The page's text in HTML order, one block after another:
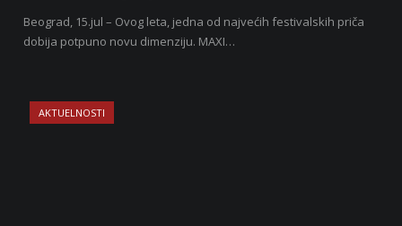
Beograd, 15.jul – Ovog leta, jedna od najvećih festivalskih priča
dobija potpuno novu dimenziju. MAXI…
AKTUELNOSTI